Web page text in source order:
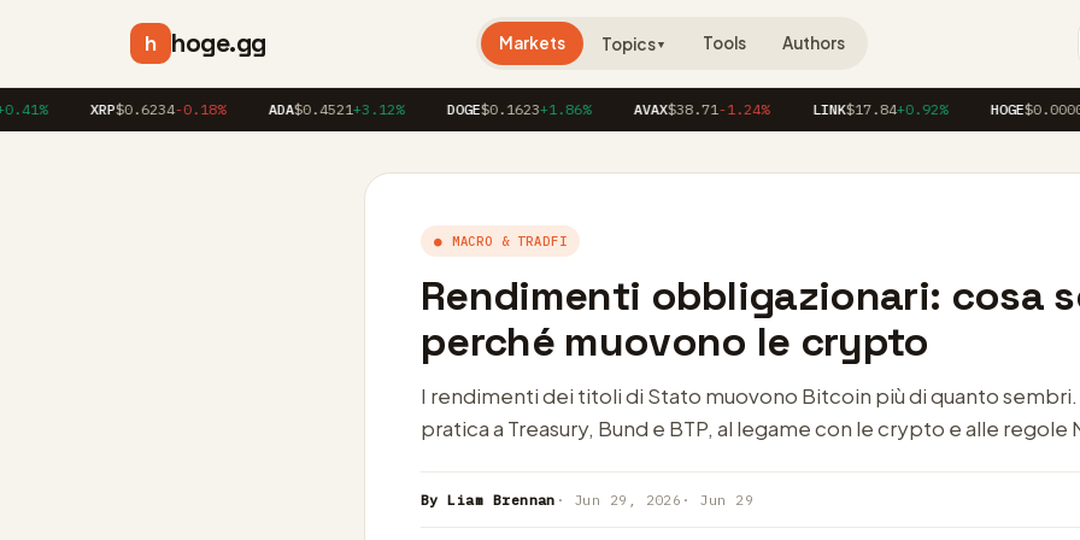
h hoge.gg Markets Topics▼ Tools Authors
$0.6234-0.18% $0.4521+3.12% DOGE$0.1623+1.86% AVAX$38.71-1.24% LINK$17.84+0.92% HOGE
● MACRO & TRADFI
Rendimenti obbligazionari: cosa
perché muovono le crypto
I rendimenti dei titoli di Stato muovono Bitcoin più di quanto sembri.
pratica a Treasury, Bund e BTP, al legame con le crypto e alle regole
By Liam Brennan · Jun 29, 2026 · Jun 29